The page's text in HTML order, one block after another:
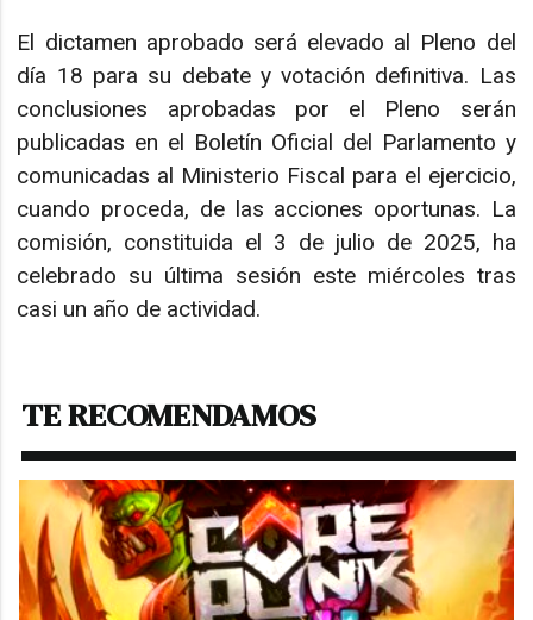
El dictamen aprobado será elevado al Pleno del
día 18 para su debate y votación definitiva. Las
conclusiones aprobadas por el Pleno serán
publicadas en el Boletín Oficial del Parlamento y
comunicadas al Ministerio Fiscal para el ejercicio,
cuando proceda, de las acciones oportunas. La
comisión, constituida el 3 de julio de 2025, ha
celebrado su última sesión este miércoles tras
casi un año de actividad.
TE RECOMENDAMOS